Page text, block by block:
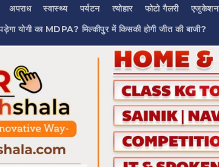
अपराध स्वास्थ्य पर्यटन त्योहार फोटो गैलरी एजुकेशन
योगी का MDPA? मिल्कीपुर में किसकी होगी जीत की बाजी?